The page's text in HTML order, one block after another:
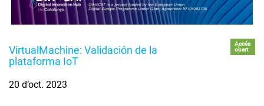
VirtualMachine: Validación de la
plataforma IoT
Accés
obert
20 d’oct. 2023